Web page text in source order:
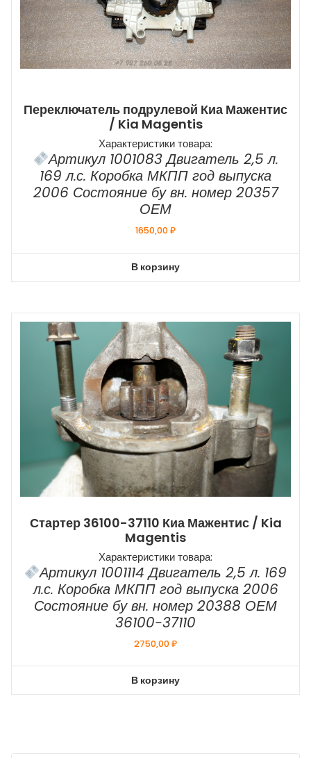
Переключатель подрулевой Киа Мажентис
/ Kia Magentis
Характеристики товара:
Артикул 1001083 Двигатель 2,5 л.
169 л.с. Коробка МКПП год выпуска
2006 Состояние бу вн. номер 20357
ОЕМ
1650,00₽
В корзину
Стартер 36100-37110 Киа Мажентис / Kia
Magentis
Характеристики товара:
Артикул 1001114 Двигатель 2,5 л. 169
л.с. Коробка МКПП год выпуска 2006
Состояние бу вн. номер 20388 ОЕМ
36100-37110
2750,00₽
В корзину